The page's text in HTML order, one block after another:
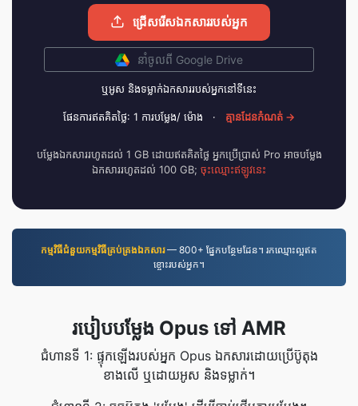
ជ្រើសរើសឯកសាររបស់អ្នក
នាំចូល​ពី Google Drive
ឬ​អូស និង​ទម្លាក់​ឯកសារ​របស់​អ្នក​នៅ​ទីនេះ
ផែនការ​ឥត​គិត​ថ្លៃ: 1 ការ​បម្លែង/ ម៉ោង · គ្មាន​ដែន​កំណត់ →
បម្លែងឯកសាររហូតដល់ 1 GB ដោយឥតគិតថ្លៃ អ្នកប្រើប្រាស់ Pro អាចបម្លែង
ឯកសាររហូតដល់ 100 GB; ចុះឈ្មោះឥឡូវនេះ
កម្មវិធី​ជំនួយ​កម្មវិធី​គ្រប់គ្រង​ឯកសារ— 800+ ផ្នែកបន្ថែមដែន។ រកឈ្មោះល្អឥត
ខ្ចោះរបស់អ្នក។
របៀបបម្លែង Opus ទៅ AMR
ជំហានទី 1: ផ្ទុកឡើងរបស់អ្នក Opus ឯកសារដោយប្រើប៊ូតុង
ខាងលើ ឬដោយអូស និងទម្លាក់។